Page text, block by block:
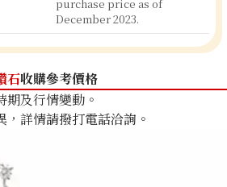
purchase price as of
December 2023.
石收購參考價格
期及行情變動。
詳情請撥打電話洽詢。